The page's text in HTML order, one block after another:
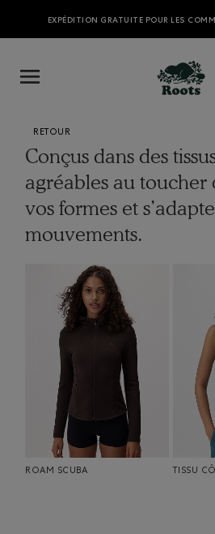
EXPÉDITION GRATUITE POUR LES
RETOUR
Conçus dans des
agréables au toucher
vos formes et
mouvements.
ROAM SCUBA TISSU